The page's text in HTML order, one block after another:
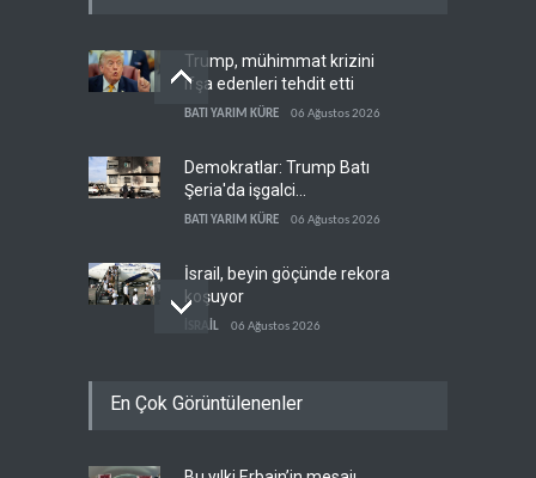
Trump, mühimmat krizini
ifşa edenleri tehdit etti
BATI YARIM KÜRE 06 Ağustos 2026
Demokratlar: Trump Batı
Şeria'da işgalci
yerleşimcilere cezasızlık
BATI YARIM KÜRE 06 Ağustos 2026
İsrail, beyin göçünde rekora
koşuyor
İSRAİL 06 Ağustos 2026
Ukrayna'daki İHA
En Çok Görüntülenenler